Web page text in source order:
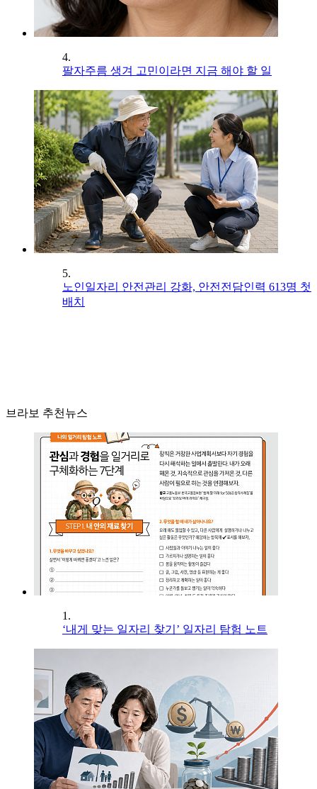
4.
팔자주름 생겨 고민이라면 지금 해야 할 일
5.
노인일자리 안전관리 강화, 안전전담인력 613명 첫
배치
브라보 추천뉴스
1.
‘내게 맞는 일자리 찾기’ 일자리 탐험 노트